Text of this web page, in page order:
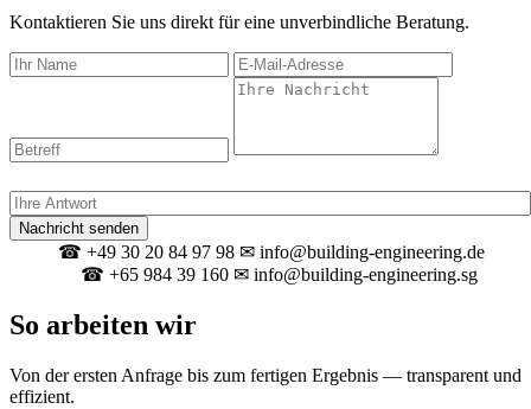
Kontaktieren Sie uns direkt für eine unverbindliche Beratung.
Nachricht senden
☎ +49 30 20 84 97 98 ✉ info@building-engineering.de
☎ +65 984 39 160 ✉ info@building-engineering.sg
So arbeiten wir
Von der ersten Anfrage bis zum fertigen Ergebnis — transparent und
effizient.